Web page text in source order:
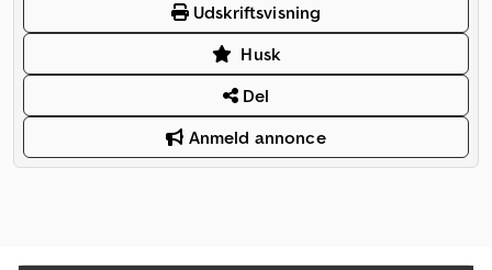
Udskriftsvisning
Husk
Del
Anmeld annonce